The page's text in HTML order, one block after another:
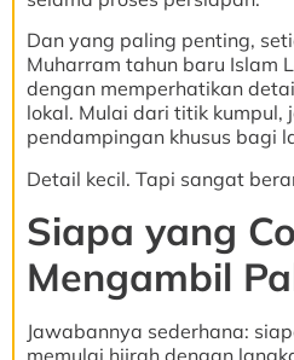
Dan yang paling penting,
Muharram tahun baru Islam
dengan memperhatikan
lokal. Mulai dari titik kumpul,
pendampingan khusus bagi
Detail kecil. Tapi sangat
Siapa yang
Mengambil
Jawabannya sederhana:
memulai hijrah dengan